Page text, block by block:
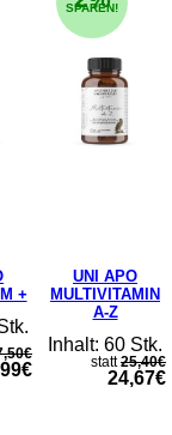
+
SPAREN!
UNI APO
MULTIVITAMIN
A-Z
Inhalt: 60 Stk.
statt25,40€
24,67€